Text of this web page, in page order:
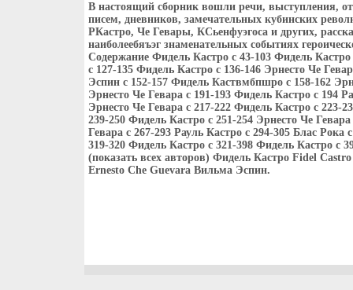
В настоящий сборник вошли речи, выступления,
писем, дневников, замечательных кубинских
РКастро, Че Гевары, КСьенфуэгоса и других,
наиболеебяъэг знаменательных событиях
Содержание Фидель Кастро c 43-103 Фидель
c 127-135 Фидель Кастро c 136-146 Эрнесто Че
Эспин c 152-157 Фидель Каствмбпшро c 158-162
Эрнесто Че Гевара c 191-193 Фидель Кастро c 194
Эрнесто Че Гевара c 217-222 Фидель Кастро c 223-
239-250 Фидель Кастро c 251-254 Эрнесто Че
Гевара c 267-293 Рауль Кастро c 294-305 Блас Рока
319-320 Фидель Кастро c 321-398 Фидель Кастро c
(показать всех авторов) Фидель Кастро Fidel
Ernesto Che Guevara Вильма Эспин.